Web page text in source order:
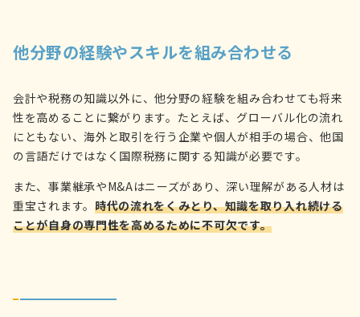
他分野の経験やスキルを組み合わせる
会計や税務の知識以外に、他分野の経験を組み合わせても将来
性を高めることに繋がります。たとえば、グローバル化の流れ
にともない、海外と取引を行う企業や個人が相手の場合、他国
の言語だけではなく国際税務に関する知識が必要です。
また、事業継承やM&Aはニーズがあり、深い理解がある人材は
重宝されます。 時代の流れをくみとり、知識を取り入れ続ける
ことが自身の専門性を高めるために不可欠です。